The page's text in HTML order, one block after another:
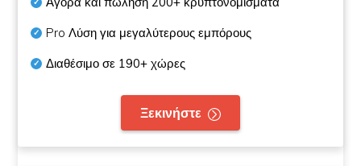
Pro Λύση για μεγαλύτερους εμπόρους
Διαθέσιμο σε 190+ χώρες
Ξεκινήστε